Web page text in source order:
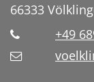
66333
+49